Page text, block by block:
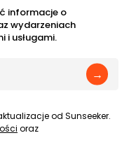
informacje o
wydarzeniach
i usługami.
→
od Sunseeker.
oraz